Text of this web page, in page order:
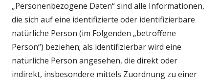
„Personenbezogene Daten“ sind alle Informationen,
die sich auf eine identifizierte oder identifizierbare
natürliche Person (im Folgenden „betroffene
Person“) beziehen; als identifizierbar wird eine
natürliche Person angesehen, die direkt oder
indirekt, insbesondere mittels Zuordnung zu einer